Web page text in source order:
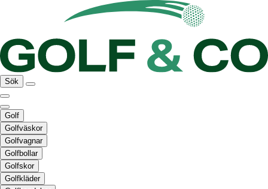
Sök
Golf
Golfväskor
Golfvagnar
Golfbollar
Golfskor
Golfkläder